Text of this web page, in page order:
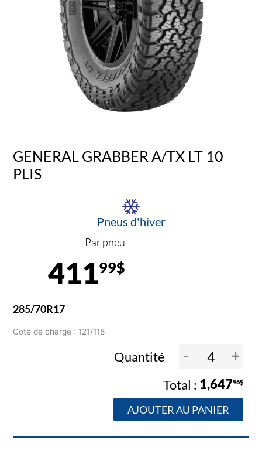
GENERAL GRABBER A/TX LT 10
PLIS
Pneus d'hiver
Par pneu
41199$
285/70R17
Cote de charge : 121/118
Quantité - +
1,64796$
AJOUTER AU PANIER